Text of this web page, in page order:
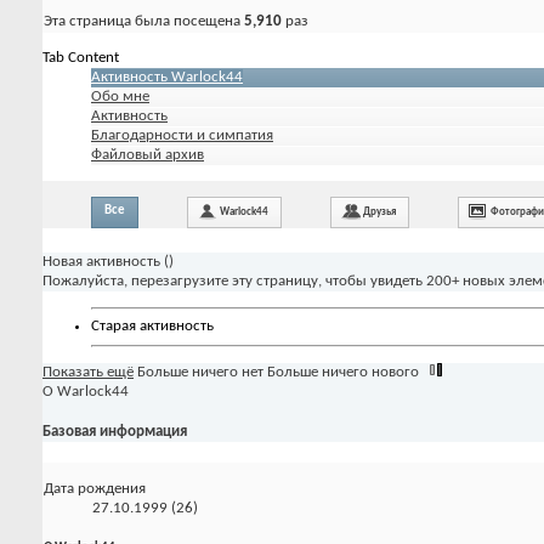
Эта страница была посещена 5,910 раз
Tab Content
Активность Warlock44
Обо мне
Активность
Благодарности и симпатия
Файловый архив
Все Warlock44 Друзья
Новая активность ()
Пожалуйста, перезагрузите эту страницу, чтобы увидеть 200+ новых
Старая активность
Показать ещё Больше ничего нет Больше ничего нового
О Warlock44
Базовая информация
Дата рождения
27.10.1999 (26)